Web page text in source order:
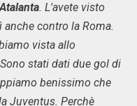
. L'avete visto
anche contro la Roma.
vista allo
stati dati due gol di
benissimo che
Juventus. Perchè